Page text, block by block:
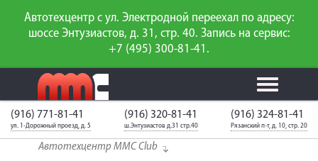
Автотехцентр с ул. Электродной переехал по адресу:
шоссе Энтузиастов, д. 31, стр. 40. Запись на сервис:
+7 (495) 300-81-41.
Калькулятор
ТО
Каталог
запчастей
Калькулятор
слесарного
ремонта
Ваш автомобиль
(916) 771-81-41
ул. 1-Дорожный проезд, д. 5
(916) 320-81-41
ш.Энтузиастов д.31 стр.40
(916) 324-81-41
Рязанский п-т, д. 10, стр. 20
Автотехцентр MMC Club